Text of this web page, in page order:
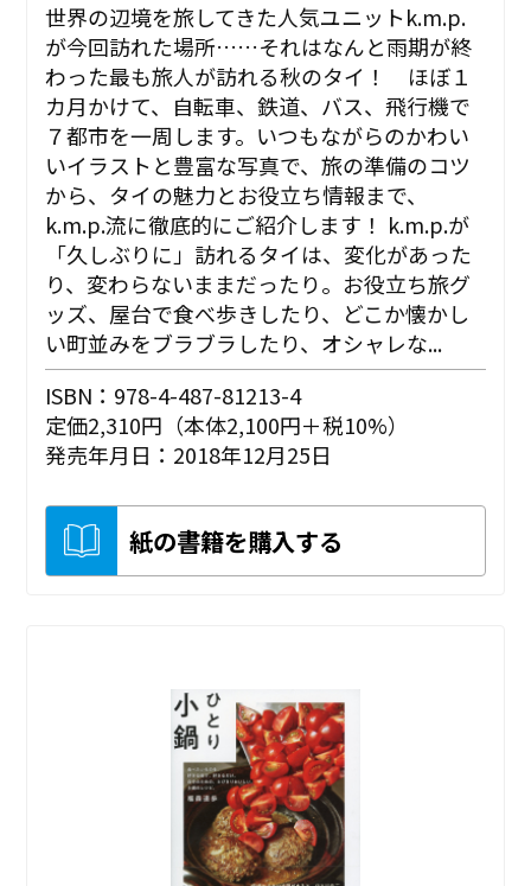
世界の辺境を旅してきた人気ユニットk.m.p.
が今回訪れた場所……それはなんと雨期が終
わった最も旅人が訪れる秋のタイ！ ほぼ１
カ月かけて、自転車、鉄道、バス、飛行機で
７都市を一周します。いつもながらのかわい
いイラストと豊富な写真で、旅の準備のコツ
から、タイの魅力とお役立ち情報まで、
k.m.p.流に徹底的にご紹介します！ k.m.p.が
「久しぶりに」訪れるタイは、変化があった
り、変わらないままだったり。お役立ち旅グ
ッズ、屋台で食べ歩きしたり、どこか懐かし
い町並みをブラブラしたり、オシャレな...
ISBN：978-4-487-81213-4
定価2,310円（本体2,100円＋税10%）
発売年月日：2018年12月25日
紙の書籍を購入する